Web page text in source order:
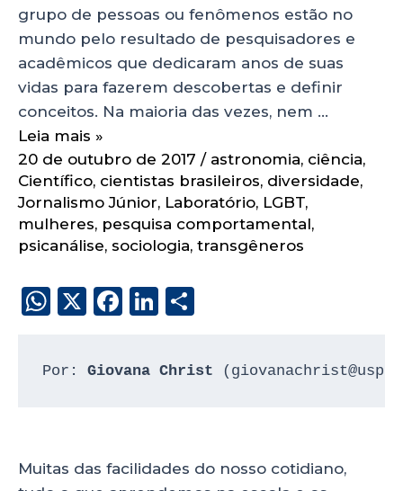
grupo de pessoas ou fenômenos estão no
mundo pelo resultado de pesquisadores e
acadêmicos que dedicaram anos de suas
vidas para fazerem descobertas e definir
conceitos. Na maioria das vezes, nem …
Leia mais »
20 de outubro de 2017 / astronomia, ciência,
Científico, cientistas brasileiros, diversidade,
Jornalismo Júnior, Laboratório, LGBT,
mulheres, pesquisa comportamental,
psicanálise, sociologia, transgêneros
W
a
ts
p
X
F
c
e
o
Li
k
e
a
re
Por: Giovana Christ
Muitas das facilidades do nosso cotidiano,